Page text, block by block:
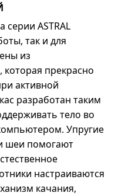
ASTRAL
так и для
из
которая прекрасно
активной
разработан таким
тело во
Упругие
шеи помогают
настраиваются
качания,